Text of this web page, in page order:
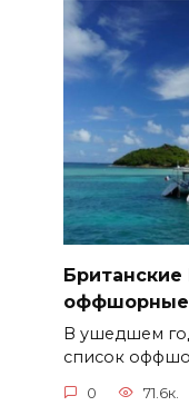
Британские
оффшорные
В ушедшем
список
0 71.6к.